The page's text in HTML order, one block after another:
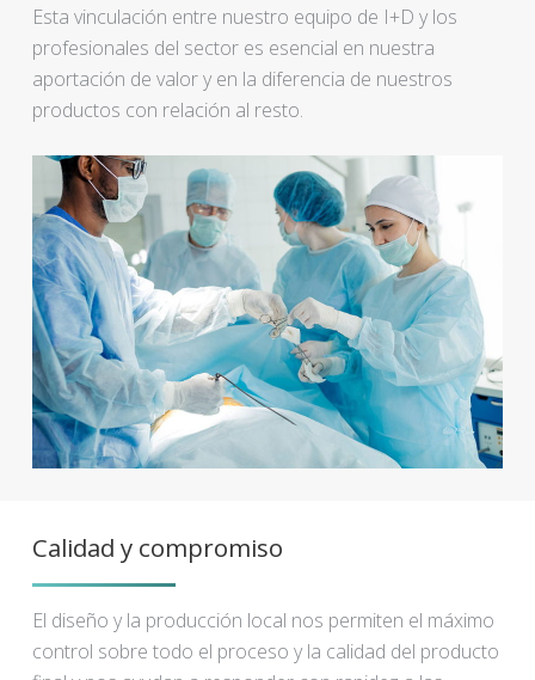
Esta vinculación entre nuestro equipo de I+D y los
profesionales del sector es esencial en nuestra
aportación de valor y en la diferencia de nuestros
productos con relación al resto.
Calidad y compromiso
El diseño y la producción local nos permiten el máximo
control sobre todo el proceso y la calidad del producto